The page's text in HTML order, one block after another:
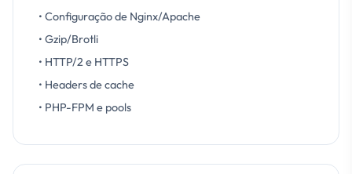
• Configuração de Nginx/Apache
• Gzip/Brotli
• HTTP/2 e HTTPS
• Headers de cache
• PHP-FPM e pools